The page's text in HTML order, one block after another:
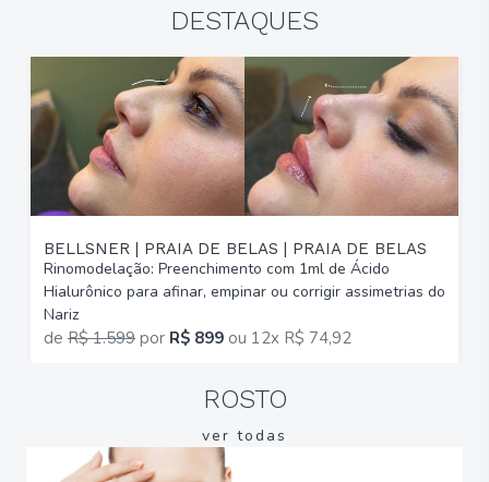
DESTAQUES
BELLSNER | PRAIA DE BELAS | PRAIA DE BELAS
Rinomodelação: Preenchimento com 1ml de Ácido
Hialurônico para afinar, empinar ou corrigir assimetrias do
Nariz
de R$ 1.599 por R$ 899 ou 12x R$ 74,92
ROSTO
ver todas